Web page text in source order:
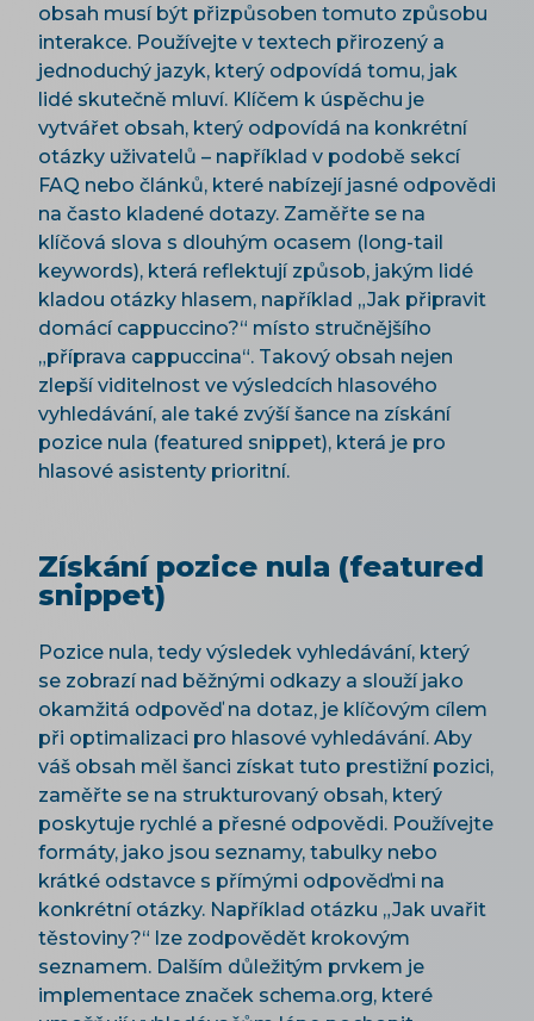
obsah musí být přizpůsoben tomuto způsobu
interakce. Používejte v textech přirozený a
jednoduchý jazyk, který odpovídá tomu, jak
lidé skutečně mluví. Klíčem k úspěchu je
vytvářet obsah, který odpovídá na konkrétní
otázky uživatelů – například v podobě sekcí
FAQ nebo článků, které nabízejí jasné odpovědi
na často kladené dotazy. Zaměřte se na
klíčová slova s dlouhým ocasem (long-tail
keywords), která reflektují způsob, jakým lidé
kladou otázky hlasem, například „Jak připravit
domácí cappuccino?“ místo stručnějšího
„příprava cappuccina“. Takový obsah nejen
zlepší viditelnost ve výsledcích hlasového
vyhledávání, ale také zvýší šance na získání
pozice nula (featured snippet), která je pro
hlasové asistenty prioritní.
Získání pozice nula (featured
snippet)
Pozice nula, tedy výsledek vyhledávání, který
se zobrazí nad běžnými odkazy a slouží jako
okamžitá odpověď na dotaz, je klíčovým cílem
při optimalizaci pro hlasové vyhledávání. Aby
váš obsah měl šanci získat tuto prestižní pozici,
zaměřte se na strukturovaný obsah, který
poskytuje rychlé a přesné odpovědi. Používejte
formáty, jako jsou seznamy, tabulky nebo
krátké odstavce s přímými odpověďmi na
konkrétní otázky. Například otázku „Jak uvařit
těstoviny?“ lze zodpovědět krokovým
seznamem. Dalším důležitým prvkem je
implementace značek schema.org, které